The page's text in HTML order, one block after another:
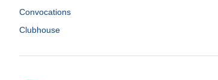
Convocations
Clubhouse